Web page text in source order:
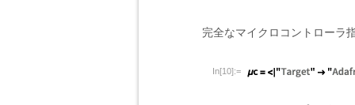
完全なマイクロコントローラ
In[10]:=